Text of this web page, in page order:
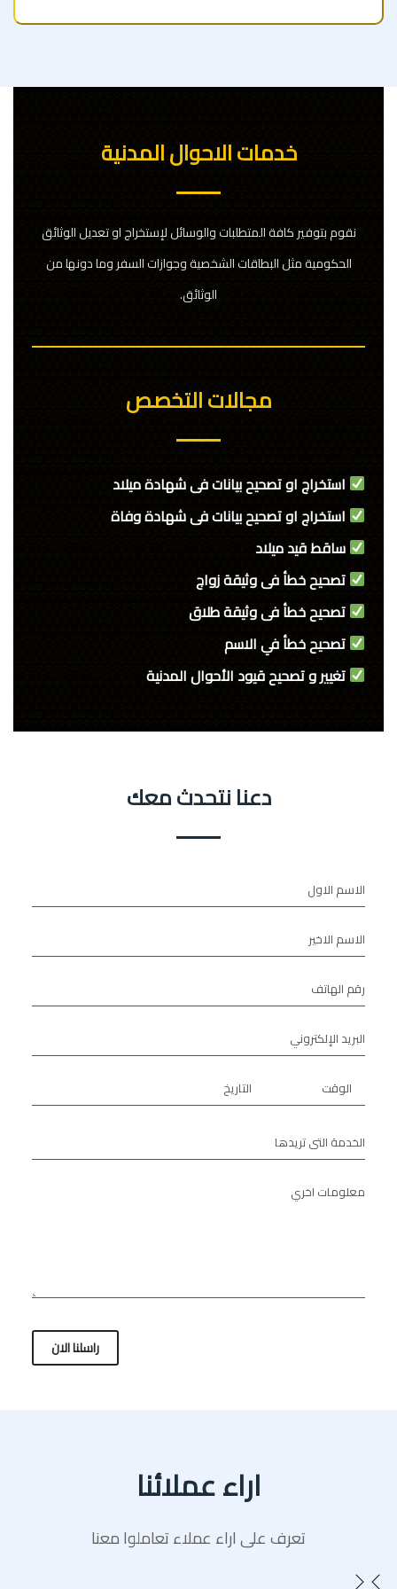
خدمات الاحوال المدنية
نقوم بتوفير كافة المتطلبات والوسائل لإستخراج او تعديل الوثائق
الحكومية مثل البطاقات الشخصية وجوازات السفر وما دونها من
الوثائق.
مجالات التخصص
استخراج او تصحيح بيانات فى شهادة ميلاد
استخراج او تصحيح بيانات فى شهادة وفاة
ساقط قيد ميلاد
تصحيح خطأ فى وثيقة زواج
تصحيح خطأ فى وثيقة طلاق
تصحيح خطأ في الاسم
تغيير و تصحيح قيود الأحوال المدنية
دعنا نتحدث معك
الاسم الاول
الاسم الاخير
رقم الهاتف
البريد الإلكتروني
التاريخ الوقت
الخدمة التى تريدها
معلومات اخري
راسلنا الان
اراء عملائنا
تعرف على اراء عملاء تعاملوا معنا